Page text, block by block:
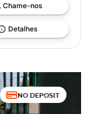
Chame-nos
Detalhes
NO DEPOSIT